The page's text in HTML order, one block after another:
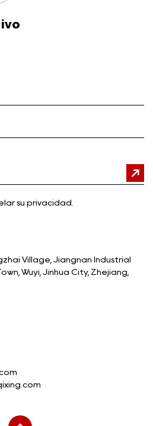
su privacidad.
Village, Jiangnan Industrial
Wuyi, Jinhua City, Zhejiang,